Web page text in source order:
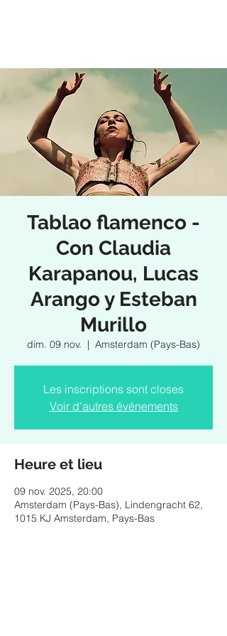
Tablao flamenco -
Con Claudia
Karapanou, Lucas
Arango y Esteban
Murillo
dim. 09 nov.
  |
Amsterdam (Pays-Bas)
Les inscriptions sont closes
Voir d'autres événements
Heure et lieu
09 nov. 2025, 20:00
Amsterdam (Pays-Bas), Lindengracht 62,
1015 KJ Amsterdam, Pays-Bas